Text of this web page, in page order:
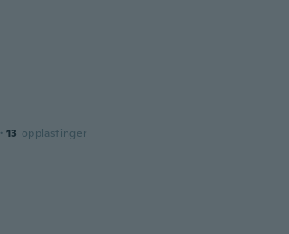
· 13 opplastinger